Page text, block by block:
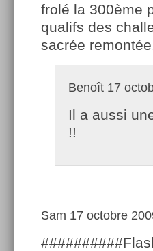
frolé la 300ème
qualifs des
sacrée
Benoît 17
Il a aussi
!!
Sam 17 octobre